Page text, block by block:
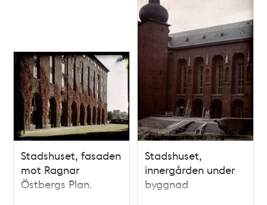
Stadshuset, fasaden
mot Ragnar
Östbergs Plan.
Stadshuset,
innergården under
byggnad